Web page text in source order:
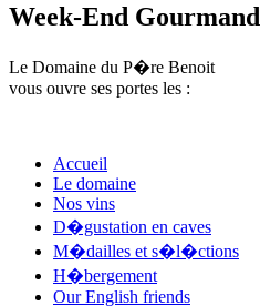
Week-End Gourmand
Le Domaine du P�re Benoit
vous ouvre ses portes les :
Accueil
Le domaine
Nos vins
D�gustation en caves
M�dailles et s�l�ctions
H�bergement
Our English friends